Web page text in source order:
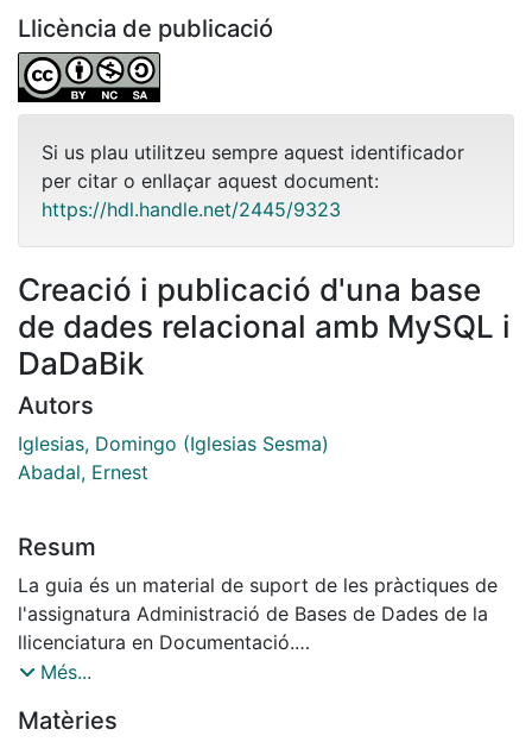
Llicència de publicació
Si us plau utilitzeu sempre aquest identificador
per citar o enllaçar aquest document:
https://hdl.handle.net/2445/9323
Creació i publicació d'una base
de dades relacional amb MySQL i
DaDaBik
Autors
Iglesias, Domingo (Iglesias Sesma)
Abadal, Ernest
Resum
La guia és un material de suport de les pràctiques de
l'assignatura Administració de Bases de Dades de la
llicenciatura en Documentació.
Es presenta el programari necessari per cobrir el cicle
al web.
Més...
Matèries